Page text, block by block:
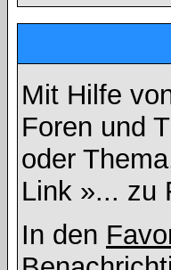
Mit Hilfe
Foren und
oder
Link »... zu
In den